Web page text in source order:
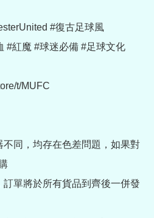
#復古足球風
#紅魔 #球迷必備 #足球文化
t/MUFC
同，均存在色差問題，如果對
單將於所有貨品到齊後一併發